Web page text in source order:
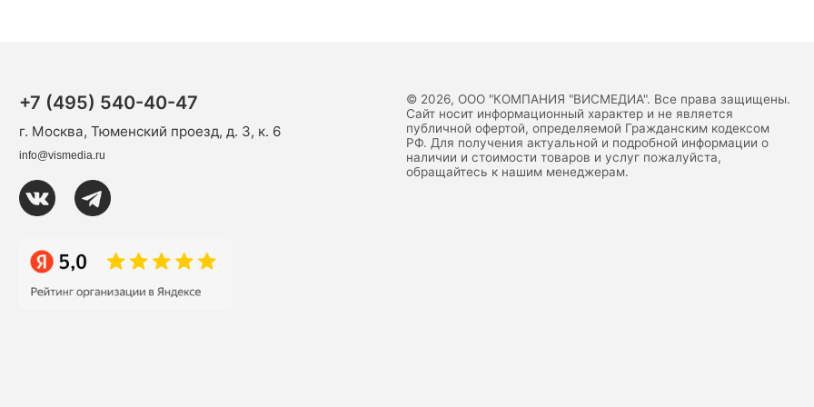
+7 (495) 540-40-47
г. Москва, Тюменский проезд, д. 3, к. 6
info@vismedia.ru
© 2026, ООО "КОМПАНИЯ "ВИСМЕДИА". Все права защищены.
Сайт носит информационный характер и не является
публичной офертой, определяемой Гражданским кодексом
РФ. Для получения актуальной и подробной информации о
наличии и стоимости товаров и услуг пожалуйста,
обращайтесь к нашим менеджерам.